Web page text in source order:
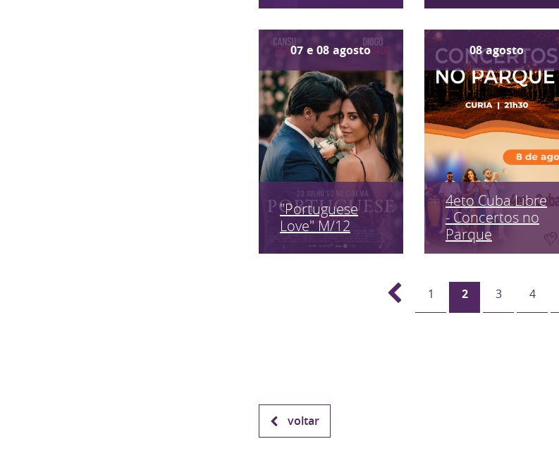
07 e 08 agosto
"Portuguese
Love" M/12
08 agosto
4eto Cuba Libre
- Concertos no
Parque
1 2 3 4
voltar